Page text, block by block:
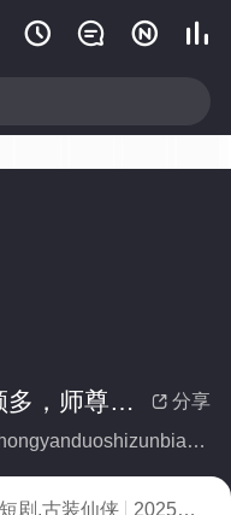
   
 分享
逆徒红颜多，师尊变成醋坛子(全集)
别名：nituhongyanduoshizunbianchengcutanzi
短剧,古装仙侠 2025
9.0